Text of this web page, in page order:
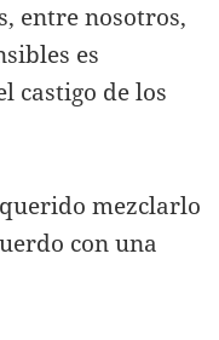
entre nosotros,
es
castigo de los
mezclarlo
con una